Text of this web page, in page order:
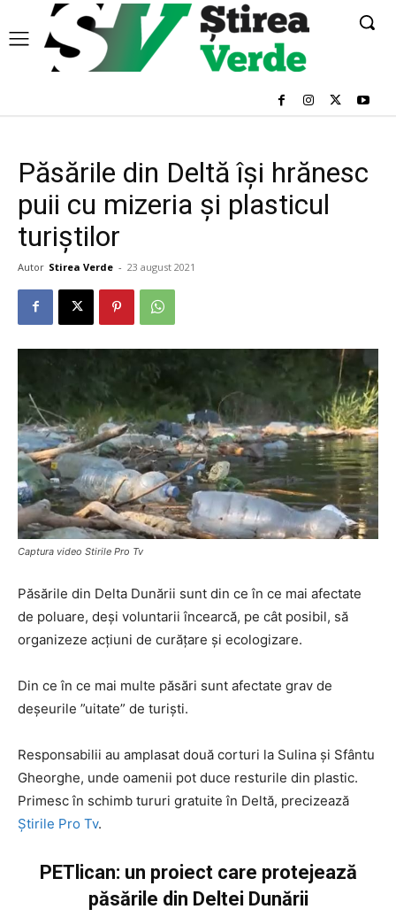
Păsările din Deltă își hrănesc
puii cu mizeria și plasticul
turiștilor
Autor Stirea Verde - 23 august 2021
Captura video Stirile Pro Tv
Păsările din Delta Dunării sunt din ce în ce mai afectate
de poluare, deși voluntarii încearcă, pe cât posibil, să
organizeze acțiuni de curățare și ecologizare.
Din ce în ce mai multe păsări sunt afectate grav de
deșeurile ”uitate” de turiști.
Responsabilii au amplasat două corturi la Sulina și Sfântu
Gheorghe, unde oamenii pot duce resturile din plastic.
Primesc în schimb tururi gratuite în Deltă, precizează
Știrile Pro Tv.
PETlican: un proiect care protejează
păsările din Deltei Dunării